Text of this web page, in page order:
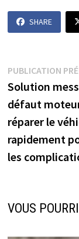
SHARE
de
l’article
PUBLICATION
Solution
défaut
réparer le
rapidement
les
VOUS